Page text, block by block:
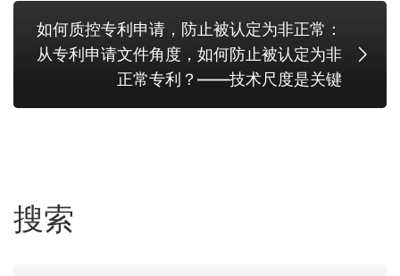
如何质控专利申请，防止被认定为非正常：
从专利申请文件角度，如何防止被认定为非
正常专利？——技术尺度是关键
搜索